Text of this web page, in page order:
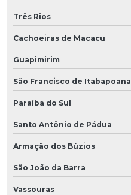
Três Rios
Cachoeiras de Macacu
Guapimirim
São Francisco de Itabapoana
Paraíba do Sul
Santo Antônio de Pádua
Armação dos Búzios
São João da Barra
Vassouras